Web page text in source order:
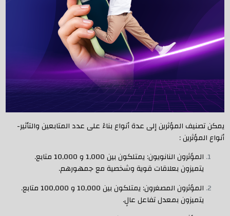
يمكن تصنيف المؤثرين إلى عدة أنواع بناءً على عدد المتابعين والتأثير-
أنواع المؤثرين :
المؤثرون النانويون: يمتلكون بين 1,000 و 10,000 متابع.
يتميزون بعلاقات قوية وشخصية مع جمهورهم.
المؤثرون المصغرون: يمتلكون بين 10,000 و 100,000 متابع.
يتميزون بمعدل تفاعل عالٍ.